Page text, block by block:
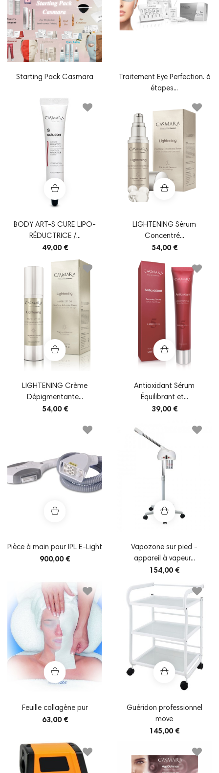
Starting Pack Casmara
Traitement Eye Perfection. 6
étapes...
BODY ART-S CURE LIPO-
RÉDUCTRICE /...
49,00 €
LIGHTENING Sérum
Concentré...
54,00 €
LIGHTENING Crème
Dépigmentante...
54,00 €
Antioxidant Sérum
Équilibrant et...
39,00 €
Pièce à main pour IPL E-Light
900,00 €
Vapozone sur pied -
appareil à vapeur...
154,00 €
Feuille collagène pur
63,00 €
Guéridon professionnel
move
145,00 €